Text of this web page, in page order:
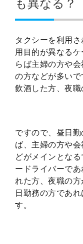
も異なる？
タクシーを利用
用目的が異なる
らば主婦の方や
の方などが多い
飲酒した方、夜職
ですので、昼日
ば、主婦の方や
どがメインとな
ードライバーで
れた方、夜職の
日勤務の方であ
す。